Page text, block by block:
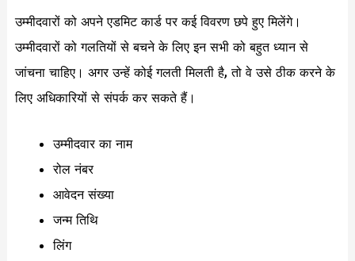
उम्मीदवारों को अपने एडमिट कार्ड पर कई विवरण छपे हुए मिलेंगे।
उम्मीदवारों को गलतियों से बचने के लिए इन सभी को बहुत ध्यान से
जांचना चाहिए। अगर उन्हें कोई गलती मिलती है, तो वे उसे ठीक करने के
लिए अधिकारियों से संपर्क कर सकते हैं।
उम्मीदवार का नाम
रोल नंबर
आवेदन संख्या
जन्म तिथि
लिंग